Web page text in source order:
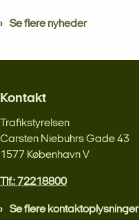
Se flere nyheder
Kontakt
Trafikstyrelsen
Carsten Niebuhrs Gade 43
1577 København V
Tlf.: 72218800
Se flere kontaktoplysninger